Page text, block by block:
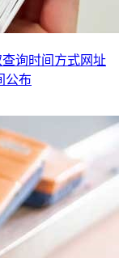
询时间方式网址
公布